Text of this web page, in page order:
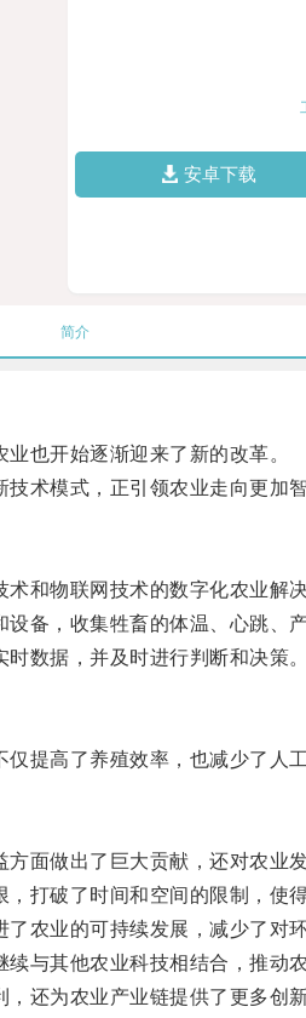
安卓下载
简介
也开始逐渐迎来了新的改革。
模式，正引领农业走向更加智
和物联网技术的数字化农业解决
，收集牲畜的体温、心跳、产
数据，并及时进行判断和决策。
高了养殖效率，也减少了人工
做出了巨大贡献，还对农业发
破了时间和空间的限制，使得
业的可持续发展，减少了对环
其他农业科技相结合，推动农
还为农业产业链提供了更多创新